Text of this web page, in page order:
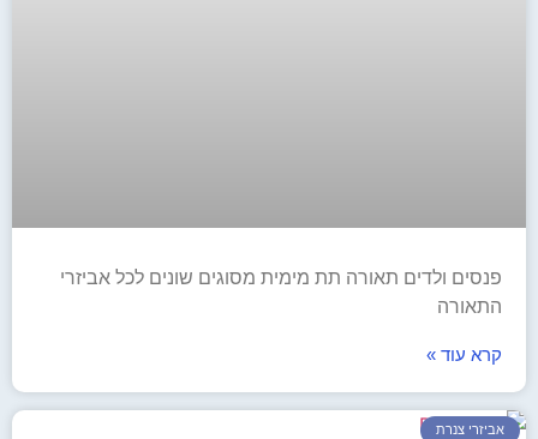
פנסים ולדים תאורה תת מימית מסוגים שונים לכל אביזרי
התאורה
קרא עוד »
אביזרי צנרת